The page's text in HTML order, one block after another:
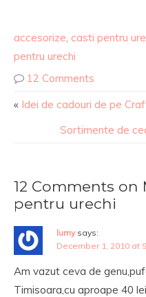
accesorize, casti pentru
pentru urechi
12 Comments
« Idei de cadouri de pe
Sortimente de
12 Comments on
pentru urechi
lumy says:
December 1, 2010 at
Am vazut ceva de
Timisoara,cu aproape 40